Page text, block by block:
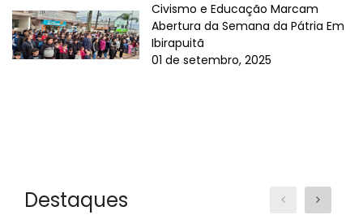
Civismo e Educação Marcam
Abertura da Semana da Pátria Em
Ibirapuitã
01 de setembro, 2025
Destaques